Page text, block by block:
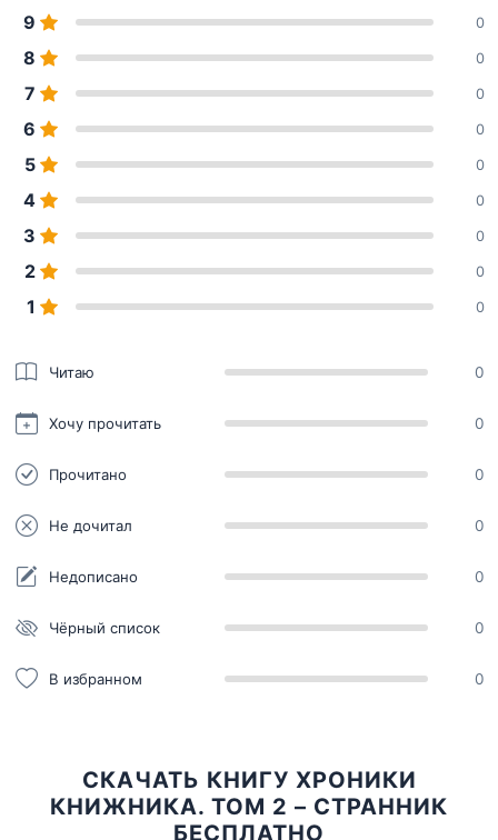
9 0
8 0
7 0
6 0
5 0
4 0
3 0
2 0
1 0
Читаю 0
Хочу прочитать 0
Прочитано 0
Не дочитал 0
Недописано 0
Чёрный список 0
В избранном 0
СКАЧАТЬ КНИГУ ХРОНИКИ
КНИЖНИКА. ТОМ 2 – СТРАННИК
БЕСПЛАТНО